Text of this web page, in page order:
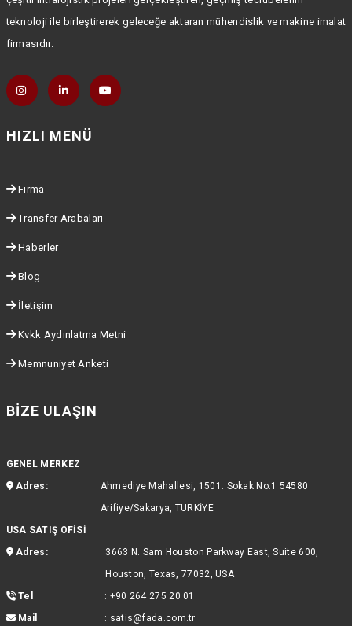
teknoloji ile birleştirerek geleceğe aktaran mühendislik ve makine imalat
firmasıdır.
HIZLI MENÜ
Firma
Transfer Arabaları
Haberler
Blog
İletişim
Kvkk Aydınlatma Metni
Memnuniyet Anketi
BIZE ULAŞIN
GENEL MERKEZ
Adres:
Ahmediye Mahallesi, 1501. Sokak No:1 54580
Arifiye/Sakarya, TÜRKİYE
USA SATIŞ OFİSİ
Adres:
3663 N. Sam Houston Parkway East, Suite 600,
Houston, Texas, 77032, USA
Tel
: +90 264 275 20 01
Mail
: satis@fada.com.tr